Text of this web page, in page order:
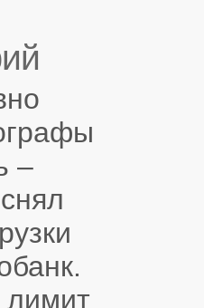
–
лимит